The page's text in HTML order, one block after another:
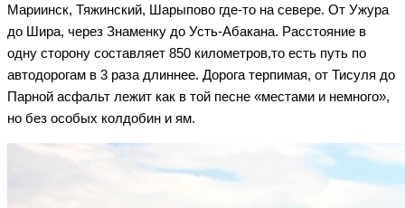
Мариинск, Тяжинский, Шарыпово где-то на севере. От Ужура
до Шира, через Знаменку до Усть-Абакана. Расстояние в
одну сторону составляет 850 километров,то есть путь по
автодорогам в 3 раза длиннее. Дорога терпимая, от Тисуля до
Парной асфальт лежит как в той песне «местами и немного»,
но без особых колдобин и ям.